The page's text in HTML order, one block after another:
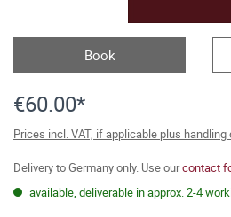
Book
€60.00*
Prices incl. VAT, if applicable plus handling
Delivery to Germany only. Use ourcontact
available, deliverable in approx. 2-4